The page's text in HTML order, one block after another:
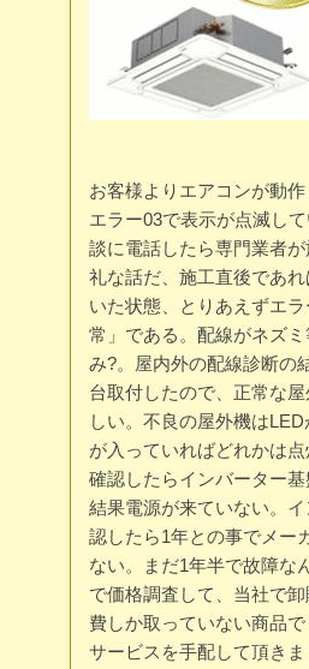
お客様よりエアコンが動
エラー03で表示が点滅し
談に電話したら専門業者
礼な話だ、施工直後であ
いた状態、とりあえずエ
常」である。配線がネズ
み?。屋内外の配線診断の
台取付したので、正常な
しい。不良の屋外機は
が入っていればどれかは
確認したらインバーター
結果電源が来ていない。
認したら1年との事でメー
ない。まだ1年半で故障な
で価格調査して、当社で
費しか取っていない商品
サービスを手配して頂き